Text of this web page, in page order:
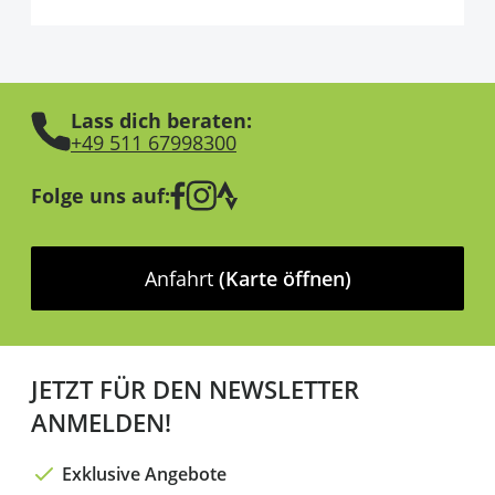
Lass dich beraten:
+49 511 67998300
Folge uns auf:
Anfahrt (Karte öffnen)
JETZT FÜR DEN NEWSLETTER
ANMELDEN!
Exklusive Angebote